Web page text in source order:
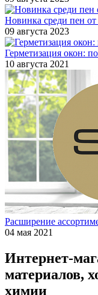
Новинка среди пен от
09 августа 2023
Герметизация окон:
10 августа 2021
Расширение
04 мая 2021
Интернет-
материалов,
химии